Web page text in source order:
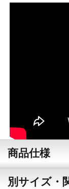
商品仕様
別サイズ・